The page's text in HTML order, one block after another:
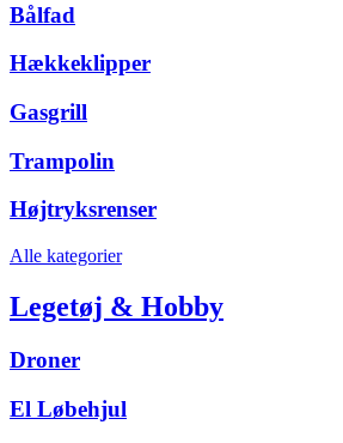
Bålfad
Hækkeklipper
Gasgrill
Trampolin
Højtryksrenser
Alle kategorier
Legetøj & Hobby
Droner
El Løbehjul